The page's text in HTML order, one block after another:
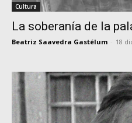
Cultura
La soberanía de la
Beatriz Saavedra Gastélum 18